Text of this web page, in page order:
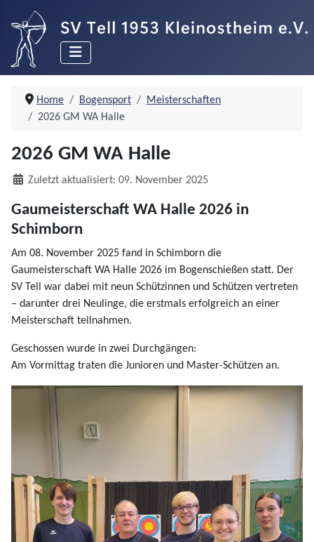
Home Bogensport
Meisterschaften
2026 GM WA Halle
2026 GM WA Halle
DetailsZuletzt aktualisiert: 09. November 2025
Gaumeisterschaft WA Halle 2026 in
Schimborn
Am 08. November 2025 fand in Schimborn die
Gaumeisterschaft WA Halle 2026 im Bogenschießen statt. Der
SV Tell war dabei mit neun Schützinnen und Schützen vertreten
– darunter drei Neulinge, die erstmals erfolgreich an einer
Meisterschaft teilnahmen.
Geschossen wurde in zwei Durchgängen:
Am Vormittag traten die Junioren und Master-Schützen an.